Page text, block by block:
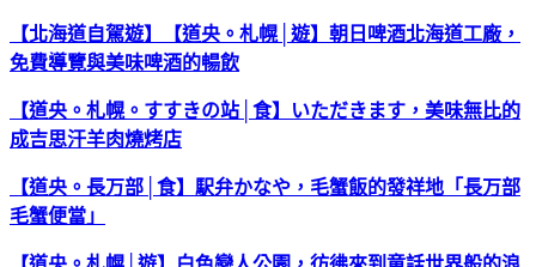
【北海道自駕遊】【道央。札幌│遊】朝日啤酒北海道工廠，
免費導覽與美味啤酒的暢飲
【道央。札幌。すすきの站│食】いただきます，美味無比的
成吉思汗羊肉燒烤店
【道央。長万部│食】駅弁かなや，毛蟹飯的發祥地「長万部
毛蟹便當」